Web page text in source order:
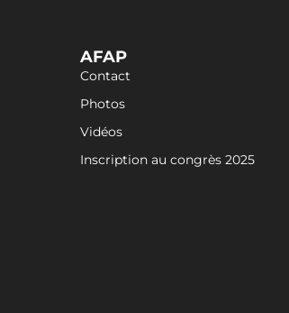
AFAP
Contact
Photos
Vidéos
Inscription au congrès 2025